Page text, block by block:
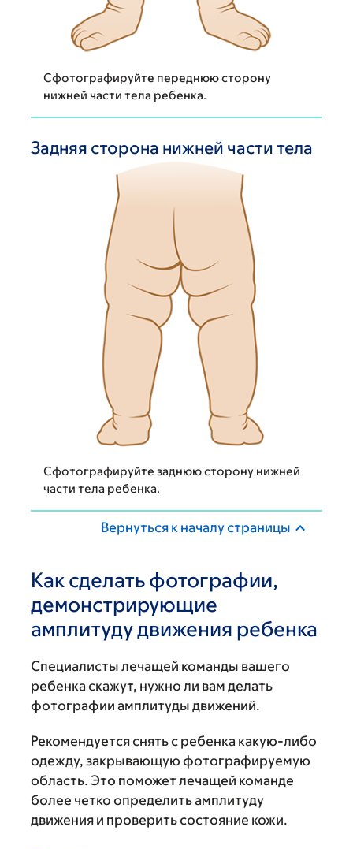
Сфотографируйте переднюю сторону
нижней части тела ребенка.
Задняя сторона нижней части тела
Сфотографируйте заднюю сторону нижней
части тела ребенка.
Вернуться к началу страницы
Как сделать фотографии,
демонстрирующие
амплитуду движения ребенка
Специалисты лечащей команды вашего
ребенка скажут, нужно ли вам делать
фотографии амплитуды движений.
Рекомендуется снять с ребенка какую-либо
одежду, закрывающую фотографируемую
область. Это поможет лечащей команде
более четко определить амплитуду
движения и проверить состояние кожи.